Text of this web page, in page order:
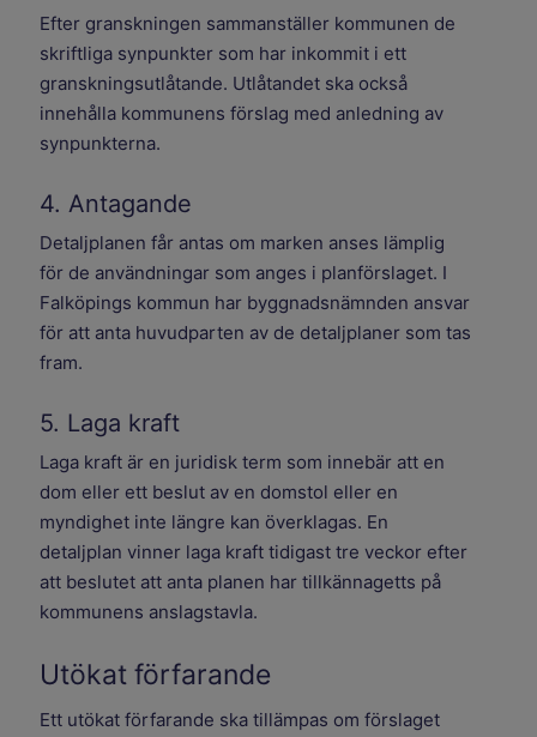
Efter granskningen sammanställer kommunen de
skriftliga synpunkter som har inkommit i ett
granskningsutlåtande. Utlåtandet ska också
innehålla kommunens förslag med anledning av
synpunkterna.
4. Antagande
Detaljplanen får antas om marken anses lämplig
för de användningar som anges i planförslaget. I
Falköpings kommun har byggnadsnämnden ansvar
för att anta huvudparten av de detaljplaner som tas
fram.
5. Laga kraft
Laga kraft är en juridisk term som innebär att en
dom eller ett beslut av en domstol eller en
myndighet inte längre kan överklagas. En
detaljplan vinner laga kraft tidigast tre veckor efter
att beslutet att anta planen har tillkännagetts på
kommunens anslagstavla.
Utökat förfarande
Ett utökat förfarande ska tillämpas om förslaget